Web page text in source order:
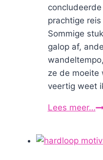
prachtige
Sommige
galop af,
ze de moeite
veertig weet
Lees meer…